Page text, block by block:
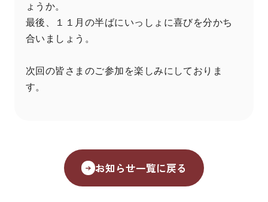
ょうか。
最後、１１月の半ばにいっしょに喜びを分かち
合いましょう。
次回の皆さまのご参加を楽しみにしておりま
す。
お知らせ一覧に戻る